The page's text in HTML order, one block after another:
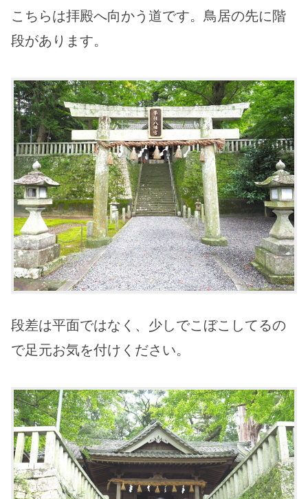
こちらは拝殿へ向かう道です。鳥居の先に階
段があります。
段差は平面ではなく、少しでこぼこしてるの
で足元お気を付けください。